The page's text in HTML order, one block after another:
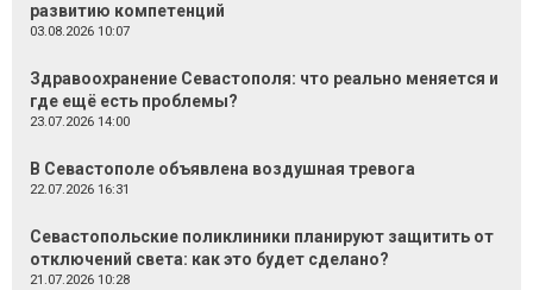
развитию компетенций
03.08.2026 10:07
Здравоохранение Севастополя: что реально меняется и
где ещё есть проблемы?
23.07.2026 14:00
В Севастополе объявлена воздушная тревога
22.07.2026 16:31
Севастопольские поликлиники планируют защитить от
отключений света: как это будет сделано?
21.07.2026 10:28